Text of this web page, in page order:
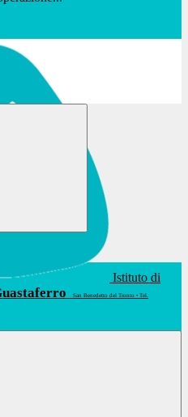
Istituto di
San Benedetto del Tronto • Tel.